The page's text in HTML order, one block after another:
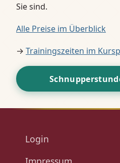
Sie sind.
Alle Preise im Überblick
→ Trainingszeiten im
Login